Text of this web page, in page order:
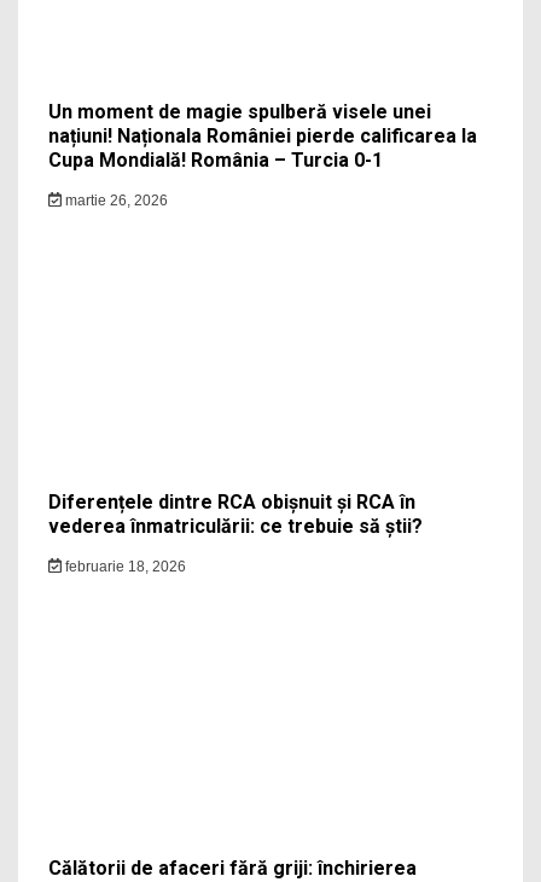
Un moment de magie spulberă visele unei
națiuni! Naționala României pierde calificarea la
Cupa Mondială! România – Turcia 0-1
martie 26, 2026
Diferențele dintre RCA obișnuit și RCA în
vederea înmatriculării: ce trebuie să știi?
februarie 18, 2026
Călătorii de afaceri fără griji: închirierea